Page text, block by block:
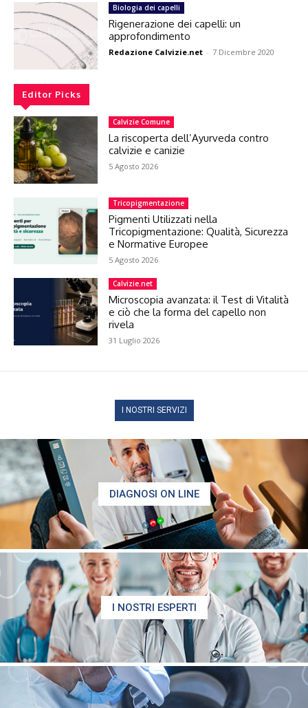
Biologia dei capelli
Rigenerazione dei capelli: un
approfondimento
Redazione Calvizie.net - 7 Dicembre 2020
Editor Picks
Calvizie Comune
La riscoperta dell’Ayurveda contro
calvizie e canizie
5 Agosto 2026
Tricopigmentazione
Pigmenti Utilizzati nella
Tricopigmentazione: Qualità, Sicurezza
e Normative Europee
5 Agosto 2026
Calvizie.net
Microscopia avanzata: il Test di Vitalità
e ciò che la forma del capello non
rivela
31 Luglio 2026
I NOSTRI SERVIZI
DIAGNOSI ON LINE
I NOSTRI ESPERTI